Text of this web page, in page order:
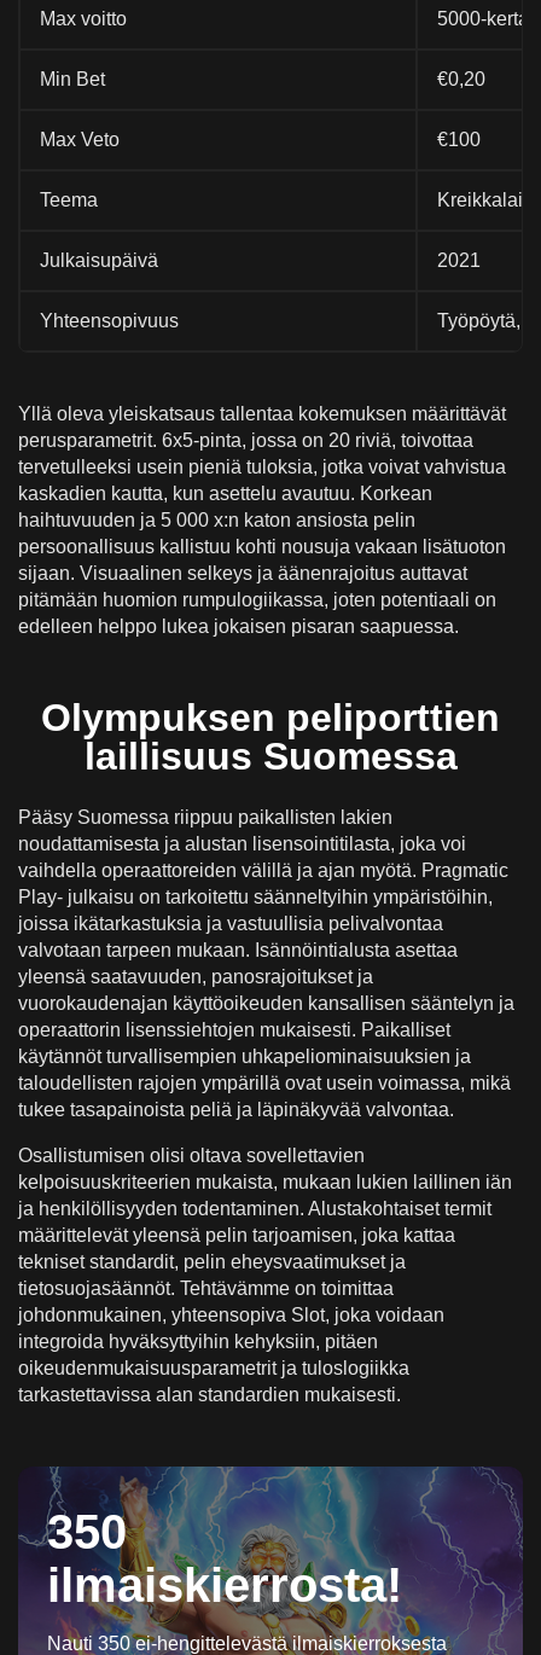
Max voitto 5000-
Min Bet €0,20
Max Veto €100
Teema
Julkaisupäivä 2021
Yhteensopivuus Työpöytä,
Yllä oleva yleiskatsaus tallentaa kokemuksen määrittävät
perusparametrit. 6x5-pinta, jossa on 20 riviä, toivottaa
tervetulleeksi usein pieniä tuloksia, jotka voivat vahvistua
kaskadien kautta, kun asettelu avautuu. Korkean
haihtuvuuden ja 5 000 x:n katon ansiosta pelin
persoonallisuus kallistuu kohti nousuja vakaan lisätuoton
sijaan. Visuaalinen selkeys ja äänenrajoitus auttavat
pitämään huomion rumpulogiikassa, joten potentiaali on
edelleen helppo lukea jokaisen pisaran saapuessa.
Olympuksen peliporttien
laillisuus Suomessa
Pääsy Suomessa riippuu paikallisten lakien
noudattamisesta ja alustan lisensointitilasta, joka voi
vaihdella operaattoreiden välillä ja ajan myötä. Pragmatic
Play- julkaisu on tarkoitettu säänneltyihin ympäristöihin,
joissa ikätarkastuksia ja vastuullisia pelivalvontaa
valvotaan tarpeen mukaan. Isännöintialusta asettaa
yleensä saatavuuden, panosrajoitukset ja
vuorokaudenajan käyttöoikeuden kansallisen sääntelyn ja
operaattorin lisenssiehtojen mukaisesti. Paikalliset
käytännöt turvallisempien uhkapeliominaisuuksien ja
taloudellisten rajojen ympärillä ovat usein voimassa, mikä
tukee tasapainoista peliä ja läpinäkyvää valvontaa.
Osallistumisen olisi oltava sovellettavien
kelpoisuuskriteerien mukaista, mukaan lukien laillinen iän
ja henkilöllisyyden todentaminen. Alustakohtaiset termit
määrittelevät yleensä pelin tarjoamisen, joka kattaa
tekniset standardit, pelin eheysvaatimukset ja
tietosuojasäännöt. Tehtävämme on toimittaa
johdonmukainen, yhteensopiva Slot, joka voidaan
integroida hyväksyttyihin kehyksiin, pitäen
oikeudenmukaisuusparametrit ja tuloslogiikka
tarkastettavissa alan standardien mukaisesti.
350
ilmaiskierrosta!
Nauti 350 ei-hengittelevästä ilmaiskierroksesta